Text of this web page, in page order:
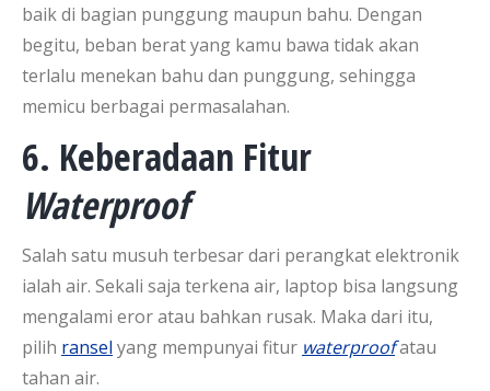
baik di bagian punggung maupun bahu. Dengan
begitu, beban berat yang kamu bawa tidak akan
terlalu menekan bahu dan punggung, sehingga
memicu berbagai permasalahan.
6. Keberadaan Fitur
Waterproof
Salah satu musuh terbesar dari perangkat elektronik
ialah air. Sekali saja terkena air, laptop bisa langsung
mengalami eror atau bahkan rusak. Maka dari itu,
pilih ransel yang mempunyai fitur waterproofatau
tahan air.